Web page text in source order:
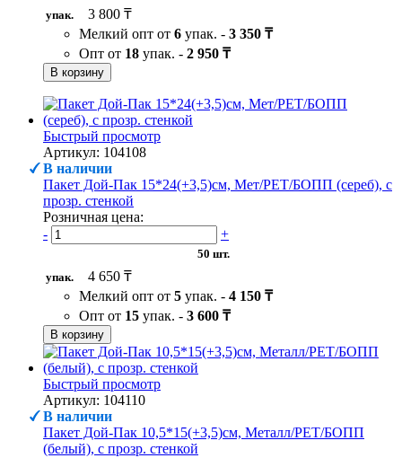
упак.
3 800 ₸
Мелкий опт от 6 упак. - 3 350 ₸
Опт от 18 упак. - 2 950 ₸
В корзину
Быстрый просмотр
Артикул: 104108
В наличии
Пакет Дой-Пак 15*24(+3,5)см, Мет/PET/БОПП (сереб), с
прозр. стенкой
Розничная цена:
-
+
50 шт.
упак.
4 650 ₸
Мелкий опт от 5 упак. - 4 150 ₸
Опт от 15 упак. - 3 600 ₸
В корзину
Быстрый просмотр
Артикул: 104110
В наличии
Пакет Дой-Пак 10,5*15(+3,5)см, Металл/PET/БОПП
(белый), с прозр. стенкой